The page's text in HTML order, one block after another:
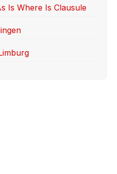
Is Where Is Clausule